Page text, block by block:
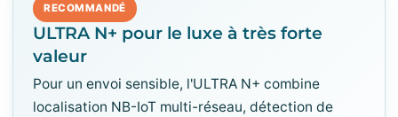
RECOMMANDÉ
ULTRA N+ pour le luxe à très forte
valeur
Pour un envoi sensible, l'ULTRA N+ combine
localisation NB-IoT multi-réseau, détection de